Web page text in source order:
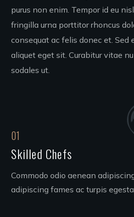
purus non enim. Tempor id eu
fringilla urna porttitor rhoncus
consequat ac felis donec et. Sed
aliquet eget sit. Curabitur vitae
sodales ut.
01
Skilled Chefs
Commodo odio aenean
adipiscing fames ac turpis